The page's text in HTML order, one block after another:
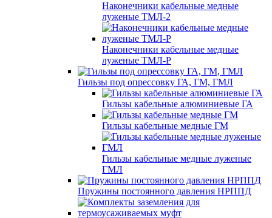
Наконечники кабельные медные
луженые ТМЛ-2
Наконечники кабельные медные
луженые ТМЛ-Р
Гильзы под опрессовку ГА, ГМ, ГМЛ
Гильзы кабельные алюминиевые ГА
Гильзы кабельные медные ГМ
Гильзы кабельные медные луженые
ГМЛ
Пружины постоянного давления НРППД